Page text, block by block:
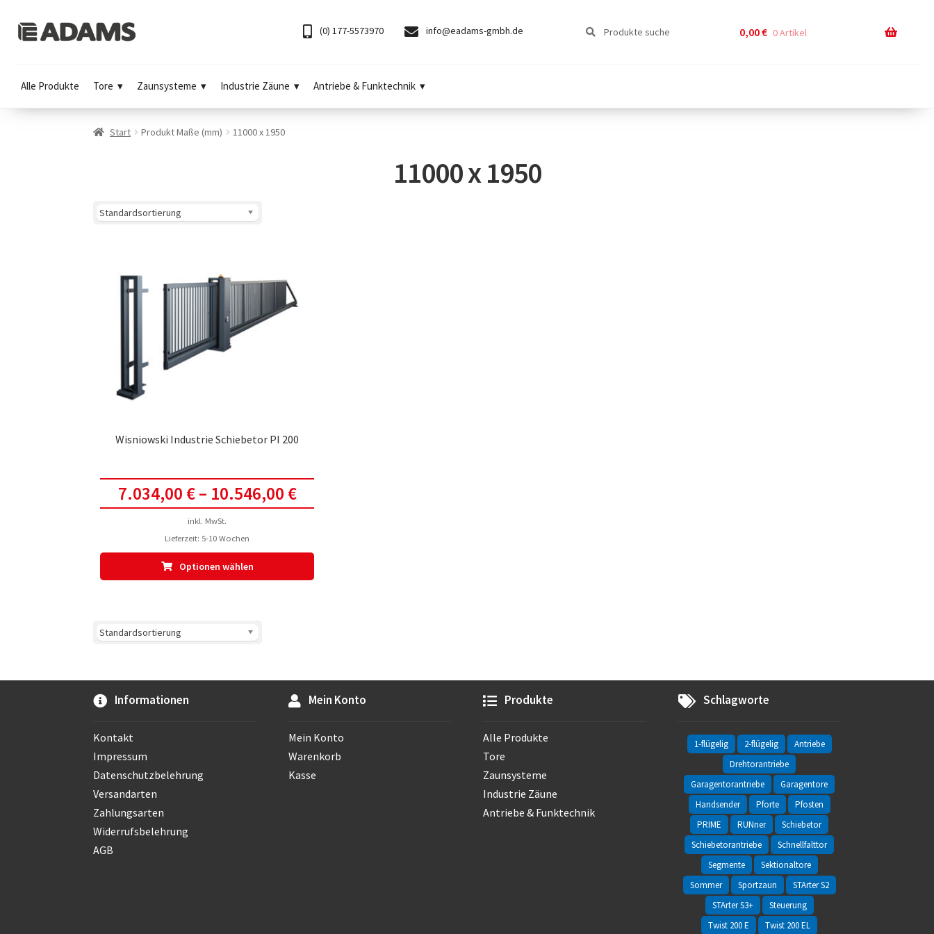
(0) 177-5573970 info@eadams-gmbh.de
nach:
0,00€ 0 Artikel
Alle Produkte Tore Zaunsysteme Industrie Zäune Antriebe & Funktechnik
Start Produkt Maße (mm) 11000 x 1950
11000 x 1950
Wisniowski Industrie Schiebetor PI 200
7.034,00 €– 10.546,00 €
inkl. MwSt.
Lieferzeit: 5-10 Wochen
Optionen wählen
Dieses
können
auf
gewählt
werden
Informationen
Kontakt
Impressum
Datenschutzbelehrung
Versandarten
Zahlungsarten
Widerrufsbelehrung
AGB
Mein Konto
Mein Konto
Warenkorb
Kasse
Produkte
Alle Produkte
Tore
Zaunsysteme
Industrie Zäune
Antriebe & Funktechnik
Schlagworte
1-flügelig 2-flügelig
Antriebe
Drehtorantriebe
Garagentorantriebe
Garagentore
Handsender
Pforte
Pfosten
PRIME
RUNner
Schiebetor
Schiebetorantriebe
Schnellfalttor
Segmente
Sektionaltore
Sommer
Sportzaun
STArter S2
STArter S3+
Steuerung
Twist 200 E
Twist 200 EL